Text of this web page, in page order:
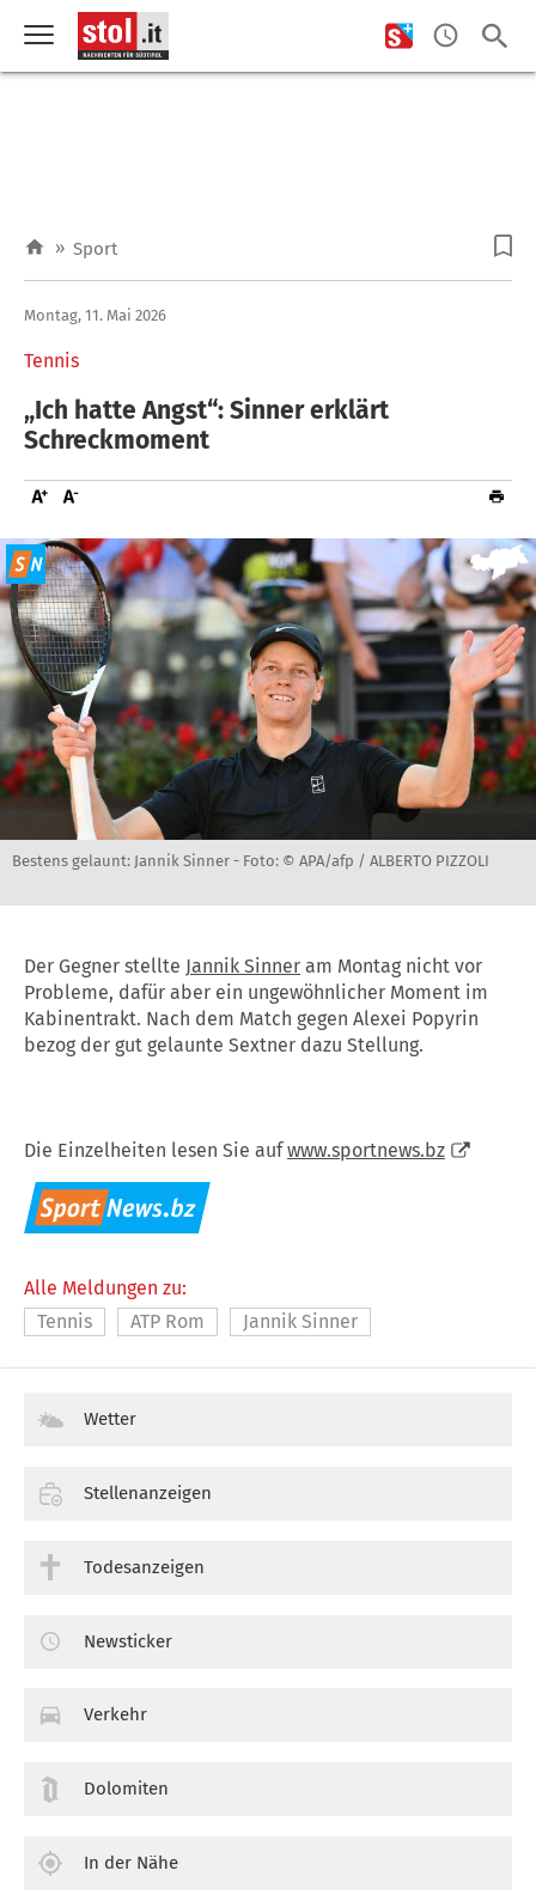
» Sport
Tennis
Montag, 11. Mai 2026
„Ich hatte Angst“: Sinner erklärt
Schreckmoment
Bestens gelaunt: Jannik Sinner - Foto: © APA/afp / ALBERTO PIZZOLI
Der Gegner stellte Jannik Sinner am Montag nicht vor
Probleme, dafür aber ein ungewöhnlicher Moment im
Kabinentrakt. Nach dem Match gegen Alexei Popyrin
bezog der gut gelaunte Sextner dazu Stellung.
Die Einzelheiten lesen Sie aufwww.sportnews.bz
Alle Meldungen zu:
Tennis
ATP Rom Jannik Sinner
Wetter
Stellenanzeigen
Todesanzeigen
Newsticker
Verkehr
Dolomiten
In der Nähe